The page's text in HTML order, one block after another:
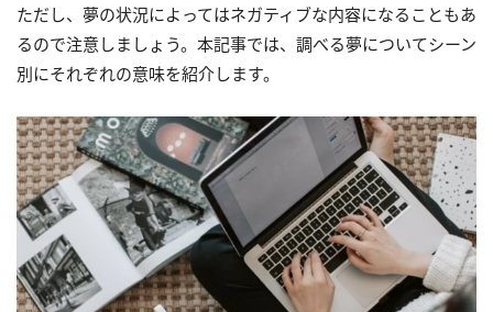
ただし、夢の状況によってはネガティブな内容になることもあ
るので注意しましょう。本記事では、調べる夢についてシーン
別にそれぞれの意味を紹介します。